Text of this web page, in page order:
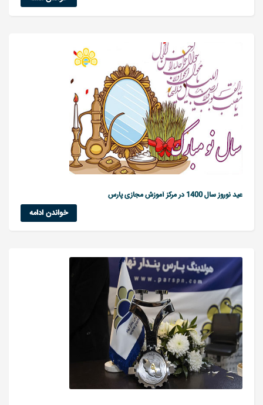
عید نوروز سال 1400 در مرکز آموزش مجازی پارس
خواندن ادامه